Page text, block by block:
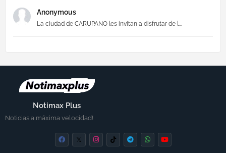
Anonymous
La ciudad de CARUPANO les invitan a disfrutar de l...
Notimax Plus
Noticias a máxima velocidad!